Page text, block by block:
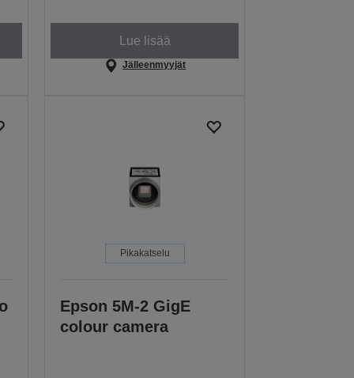
Lue lisää
Jälleenmyyjät
Pikakatselu
Epson 5M-2 GigE
colour camera